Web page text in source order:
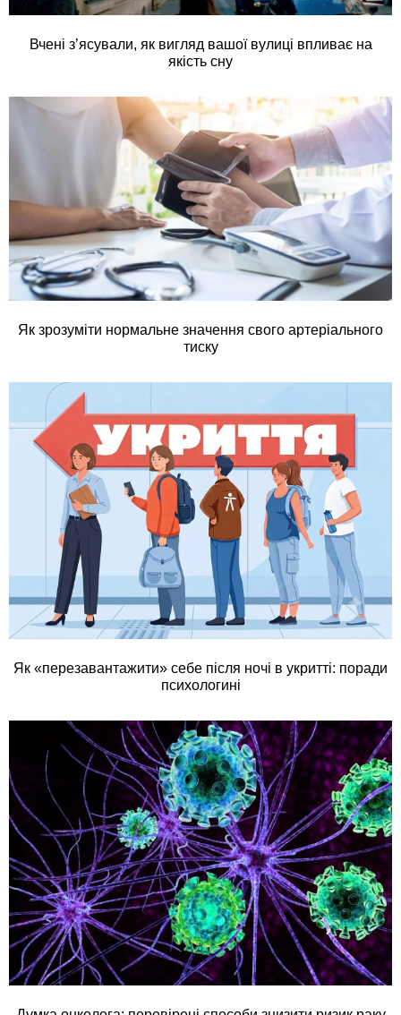
Вчені з’ясували, як вигляд вашої вулиці впливає на
якість сну
Як зрозуміти нормальне значення свого артеріального
тиску
Як «перезавантажити» себе після ночі в укритті: поради
психологині